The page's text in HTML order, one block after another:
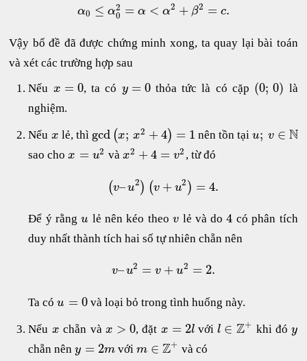
α0 ≤ α2
0 = α < α2 + β2 = c.
Vậy bổ đề đã được chứng minh xong, ta quay lại bài toán
và xét các trường hợp sau
Nếu x = 0, ta có y = 0 thỏa tức là có cặp (0; 0) là
nghiệm.
Nếu x lẻ, thì gcd (x; x2 + 4) = 1 nên tồn tạiu; v ∈ N
sao chox = u2 vàx2 + 4 = v2 , từ đó
(v–u2 ) (v + u2 ) = 4.
Để ý rằngu lẻ nên kéo theo v lẻ và do4 có phân tích
duy nhất thành tích hai số tự nhiên chẵn nên
v– u2 = v + u2 = 2.
Ta cóu = 0và loại bỏ trong tình huống này.
Nếu x chẵn và x > 0, đặt x = 2lvớil ∈ Z+ khi đóy
chẵn nêny = 2mvới m ∈ Z+ và có